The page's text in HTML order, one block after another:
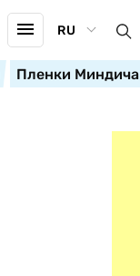
RU
Пленки Миндича